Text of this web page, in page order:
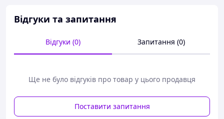
Також дивіться інші запчастини для автомобілів на
нашому сайті, завжди актуальна наявність за низькою
ціною - Japan-Motors.in.ua
Відгуки та запитання
Відгуки (0) Запитання (0)
Ще не було відгуків про товар у цього продавця
Поставити запитання